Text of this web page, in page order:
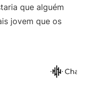
que alguém
jovem que os